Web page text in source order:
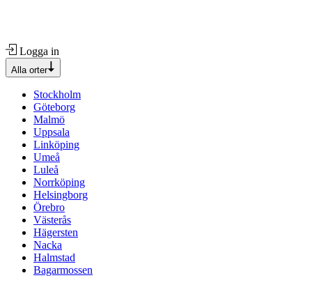
Logga in
Alla orter
Stockholm
Göteborg
Malmö
Uppsala
Linköping
Umeå
Luleå
Norrköping
Helsingborg
Örebro
Västerås
Hägersten
Nacka
Halmstad
Bagarmossen